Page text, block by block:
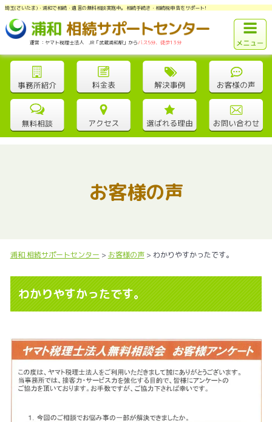
埼玉(さいたま)・浦和で相続・遺言の無料相談実施中。相続手続き・相続税申告をサポート!
運営：ヤマト税理士法人 JR「武蔵浦和駅」からバス5分、徒歩13分
お客様の声
浦和 相続サポートセンター > お客様の声> わかりやすかったです。
わかりやすかったです。